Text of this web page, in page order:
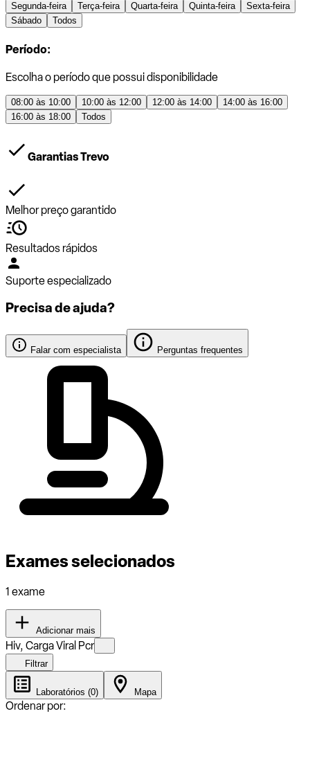
Segunda-feira Terça-feira Quarta-feira Quinta-feira
Sexta-feira
Sábado
Todos
Período:
Escolha o período que possui disponibilidade
08:00 às 10:00 10:00 às 12:00 12:00 às 14:00
14:00 às 16:00
16:00 às 18:00
Todos
Garantias Trevo
Melhor preço garantido
Resultados rápidos
Suporte especializado
Precisa de ajuda?
Falar com especialista Perguntas frequentes
Exames selecionados
1 exame
Adicionar mais
Hiv, Carga Viral Pcr
Filtrar
Laboratórios (0) Mapa
Ordenar por: